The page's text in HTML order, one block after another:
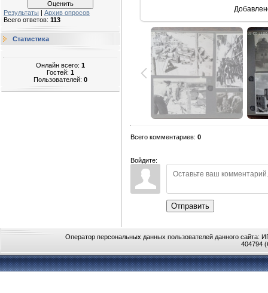
Результаты | Архив опросов
Всего ответов: 113
Статистика
Онлайн всего: 1
Гостей: 1
Пользователей: 0
Всего комментариев: 0
Войдите:
Отправить
Оператор персональных данных пользователей данного
404794